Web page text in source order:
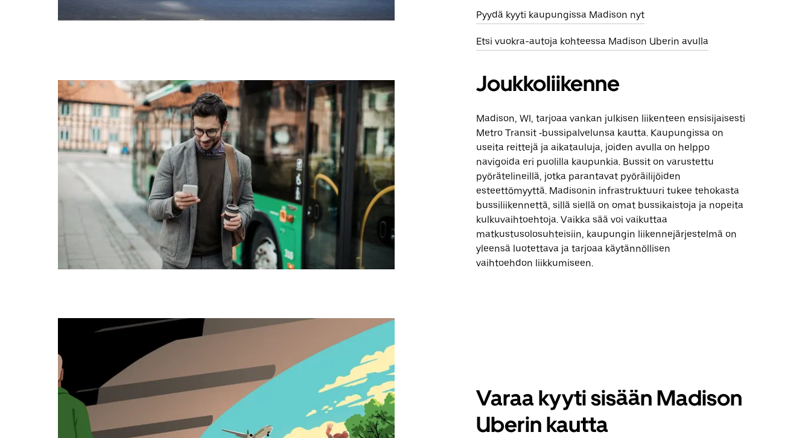
Pyydä kyyti kaupungissa Madison nyt
Etsi vuokra-autoja kohteessa Madison Uberin avulla
Joukkoliikenne
Madison, WI, tarjoaa vankan julkisen liikenteen ensisijaisesti
Metro Transit ‐bussipalvelunsa kautta. Kaupungissa on
useita reittejä ja aikatauluja, joiden avulla on helppo
navigoida eri puolilla kaupunkia. Bussit on varustettu
pyörätelineillä, jotka parantavat pyöräilijöiden
esteettömyyttä. Madisonin infrastruktuuri tukee tehokasta
bussiliikennettä, sillä siellä on omat bussikaistoja ja nopeita
kulkuvaihtoehtoja. Vaikka sää voi vaikuttaa
matkustusolosuhteisiin, kaupungin liikennejärjestelmä on
yleensä luotettava ja tarjoaa käytännöllisen
vaihtoehdon liikkumiseen.
Varaa kyyti sisään Madison
Uberin kautta